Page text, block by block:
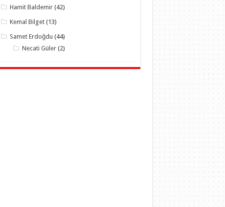
Hamit Baldemir (42)
Kemal Bilget (13)
Samet Erdoğdu (44)
Necati Güler (2)